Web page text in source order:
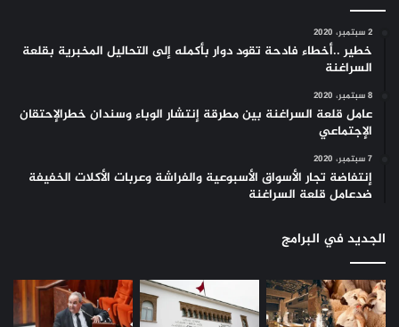
2 سبتمبر، 2020
خطير ..أخطاء فادحة تقود دوار بأكمله إلى التحاليل المخبرية بقلعة
السراغنة
8 سبتمبر، 2020
عامل قلعة السراغنة بين مطرقة إنتشار الوباء وسندان خطرالإحتقان
الإجتماعي
7 سبتمبر، 2020
إنتفاضة تجار الأسواق الأسبوعية والفراشة وعربات الأكلات الخفيفة
ضدعامل قلعة السراغنة
الجديد في البرامج